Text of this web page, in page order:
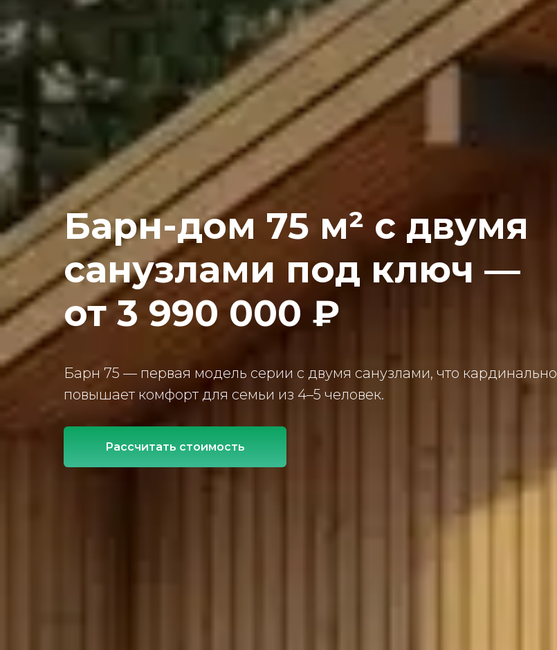
Барн-дом 75 м² с двумя
санузлами под ключ —
от 3 990 000 ₽
Барн 75 — первая модель серии с двумя санузлами, что кардинально
повышает комфорт для семьи из 4–5 человек.
Рассчитать стоимость